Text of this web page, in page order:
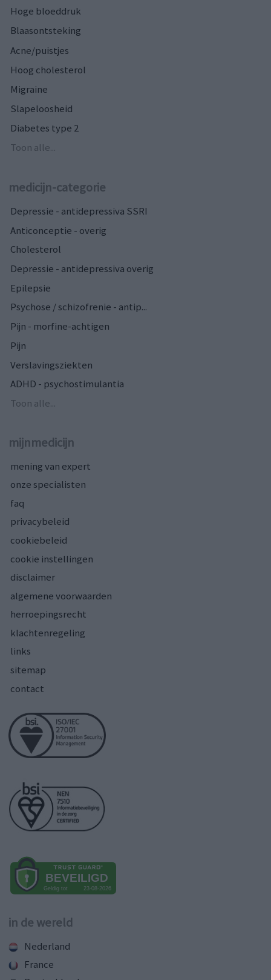
Hoge bloeddruk
Blaasontsteking
Acne/puistjes
Hoog cholesterol
Migraine
Slapeloosheid
Diabetes type 2
Toon alle...
medicijn-categorie
Depressie - antidepressiva SSRI
Anticonceptie - overig
Cholesterol
Depressie - antidepressiva overig
Epilepsie
Psychose / schizofrenie - antip...
Pijn - morfine-achtigen
Pijn
Verslavingsziekten
ADHD - psychostimulantia
Toon alle...
mijnmedicijn
mening van expert
onze specialisten
faq
privacybeleid
cookiebeleid
cookie instellingen
disclaimer
algemene voorwaarden
herroepingsrecht
klachtenregeling
links
sitemap
contact
in de wereld
Nederland
France